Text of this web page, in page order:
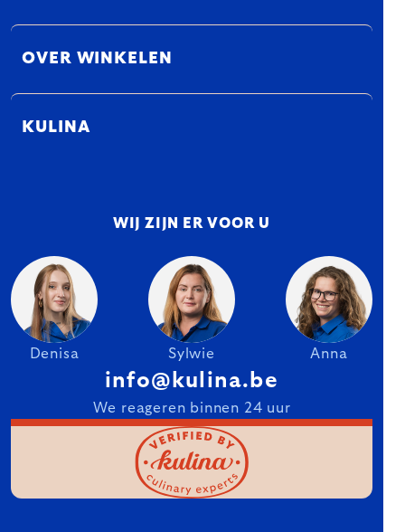
OVER WINKELEN
KULINA
WIJ ZIJN ER VOOR U
Denisa Sylwie Anna
info@kulina.be
We reageren binnen 24 uur